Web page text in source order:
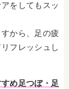
をしてもスッ
から、足の疲
フレッシュし
すめ足つぼ・足